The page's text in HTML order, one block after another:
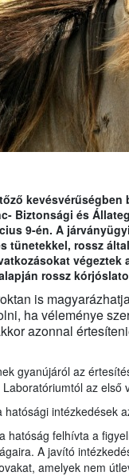
kevésvérűségben
Biztonsági és
9-én. A
tünetekkel, rossz
végeztek
rossz
is
ha véleménye
azonnal
gyanújáról az
az
intézkedések
hatóság felhívta a
A javító
amelyek nem